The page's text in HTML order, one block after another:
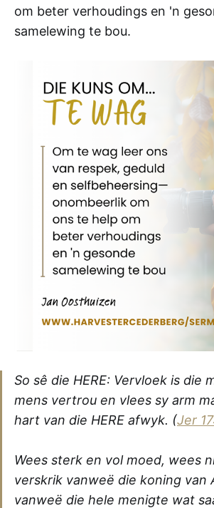
om beter verhoudings en 'n
samelewing te bou.
So sê die HERE: Vervloek is die
mens vertrou en vlees sy arm
hart van die HERE afwyk. (Jer
Wees sterk en vol moed, wees
verskrik vanweë die koning van
vanweë die hele menigte wat